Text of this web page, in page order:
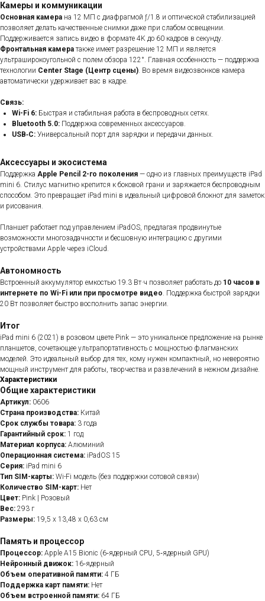
Камеры и коммуникации
Основная камера на 12 МП с диафрагмой ƒ/1.8 и оптической стабилизацией
позволяет делать качественные снимки даже при слабом освещении.
Поддерживается запись видео в формате 4K до 60 кадров в секунду.
Фронтальная камера также имеет разрешение 12 МП и является
ультраширокоугольной с полем обзора 122°. Главная особенность — поддержка
технологии Center Stage (Центр сцены). Во время видеозвонков камера
автоматически удерживает вас в кадре.
Связь:
Wi-Fi 6: Быстрая и стабильная работа в беспроводных сетях.
Bluetooth 5.0: Поддержка современных аксессуаров.
USB‑C: Универсальный порт для зарядки и передачи данных.
Аксессуары и экосистема
Поддержка Apple Pencil 2-го поколения — одно из главных преимуществ iPad
mini 6. Стилус магнитно крепится к боковой грани и заряжается беспроводным
способом. Это превращает iPad mini в идеальный цифровой блокнот для заметок
и рисования.
Планшет работает под управлением iPadOS, предлагая продвинутые
возможности многозадачности и бесшовную интеграцию с другими
устройствами Apple через iCloud.
Автономность
Встроенный аккумулятор емкостью 19.3 Вт·ч позволяет работать до 10 часов в
интернете по Wi-Fi или при просмотре видео. Поддержка быстрой зарядки
20 Вт позволяет быстро восполнить запас энергии.
Итог
iPad mini 6 (2021) в розовом цвете Pink — это уникальное предложение на рынке
планшетов, сочетающее ультрапортативность с мощностью флагманских
моделей. Это идеальный выбор для тех, кому нужен компактный, но невероятно
мощный инструмент для работы, творчества и развлечений в нежном дизайне.
Характеристики
Общие характеристики
Артикул: 0606
Страна производства: Китай
Срок службы товара: 3 года
Гарантийный срок: 1 год
Материал корпуса: Алюминий
Операционная система: iPadOS 15
Серия: iPad mini 6
Тип SIM-карты: Wi-Fi модель (без поддержки сотовой связи)
Количество SIM-карт: Нет
Цвет: Pink | Розовый
Вес: 293 г
Размеры: 19,5 x 13,48 x 0,63 см
Память и процессор
Процессор: Apple A15 Bionic (6‑ядерный CPU, 5‑ядерный GPU)
Нейронный движок: 16‑ядерный
Объем оперативной памяти: 4 ГБ
Поддержка карт памяти: Нет
Объем встроенной памяти: 64 ГБ